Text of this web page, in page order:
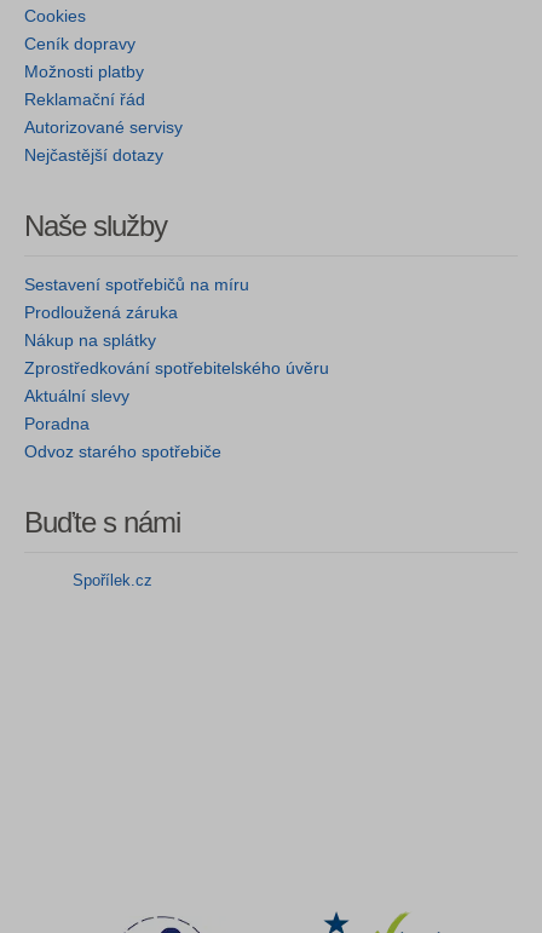
Cookies
Ceník dopravy
Možnosti platby
Reklamační řád
Autorizované servisy
Nejčastější dotazy
Naše služby
Sestavení spotřebičů na míru
Prodloužená záruka
Nákup na splátky
Zprostředkování spotřebitelského úvěru
Aktuální slevy
Poradna
Odvoz starého spotřebiče
Buďte s námi
Spořílek.cz